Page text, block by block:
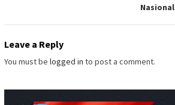
Nasional
Leave a Reply
You must be logged in to post a comment.